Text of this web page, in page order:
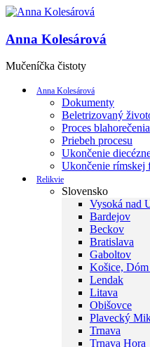
Anna Kolesárová
Mučeníčka čistoty
Anna Kolesárová
Dokumenty
Beletrizovaný
Proces blahorečenia
Priebeh procesu
Ukončenie
Ukončenie rímskej
Relikvie
Slovensko
Vysoká nad
Bardejov
Beckov
Bratislava
Gaboltov
Košice,
Lendak
Litava
Obišovce
Plavecký
Trnava
Trnava Hora